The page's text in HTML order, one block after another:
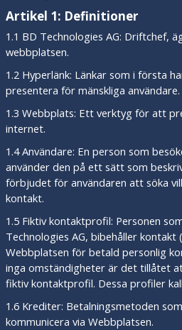
Artikel 1: Definitioner
1.1 BD Technologies AG: Driftchef,
webbplatsen.
1.2 Hyperlänk: Länkar som i första
presentera för mänskliga användare.
1.3 Webbplats: Ett verktyg för att
internet.
1.4 Användare: En person som
använder den på ett sätt som
förbjudet för användaren att söka
kontakt.
1.5 Fiktiv kontaktprofil: Personen
Technologies AG, bibehåller
Webbplatsen för betald personlig
inga omständigheter är det tillåtet
fiktiv kontaktprofil. Dessa profiler
1.6 Krediter: Betalningsmetoden
kommunicera via Webbplatsen.